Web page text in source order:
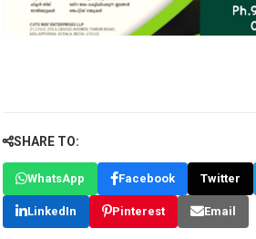
SHARE TO:
WhatsApp Facebook Twitter
LinkedIn Pinterest Email